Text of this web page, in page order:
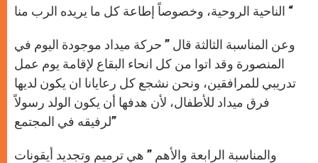
الناحية الروحية، وخصوصاً إطاعة كل ما يريده الرب منا “
وعن المناسبة الثالثة قال ” حركة ميداد موجودة اليوم في
المنصورة وقد اتوا من كل انحاء البقاع لإقامة يوم عمل
تدريبي للمرافقين، ونحن نشجع كل رعايانا ان يكون لديها
فرق ميداد للأطفال، لأن هدفها أن يكون الولد رسولاً
لرفيقه في المجتمع”
والمناسبة الرابعة والأهم ” هي ترميم وتجديد أيقونات